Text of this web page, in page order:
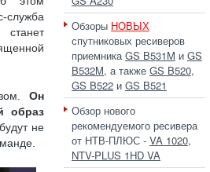
?
Он
образ
не
Обзоры НОВЫХ
спутниковых ресиверов
приемникаGS B531M и GS
B532M, а также GS B520,
GS B522 и GS B521
Обзор нового
рекомендуемого ресивера
от НТВ-ПЛЮС - VA 1020,
NTV-PLUS 1HD VA